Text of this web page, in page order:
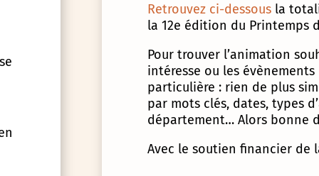
Retrouvez ci-dessousla
la 12e édition du Printemps
Pour trouver l’animation
intéresse ou les
particulière : rien de plus
par mots clés, dates, types
département… Alors bonne
Avec le soutien financier de